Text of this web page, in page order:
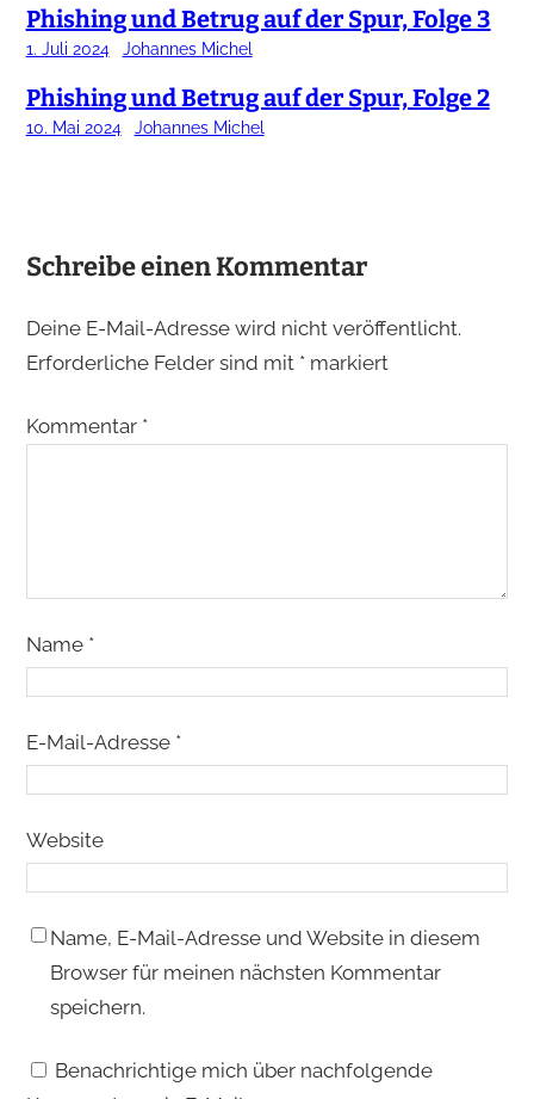
Phishing und Betrug auf der Spur, Folge 3
1. Juli 2024 Johannes Michel
Phishing und Betrug auf der Spur, Folge 2
10. Mai 2024 Johannes Michel
Schreibe einen Kommentar
Deine E-Mail-Adresse wird nicht veröffentlicht.
Erforderliche Felder sind mit *markiert
Kommentar *
Name *
E-Mail-Adresse *
Website
Name, E-Mail-Adresse und Website in diesem
Browser für meinen nächsten Kommentar
speichern.
Benachrichtige mich über nachfolgende